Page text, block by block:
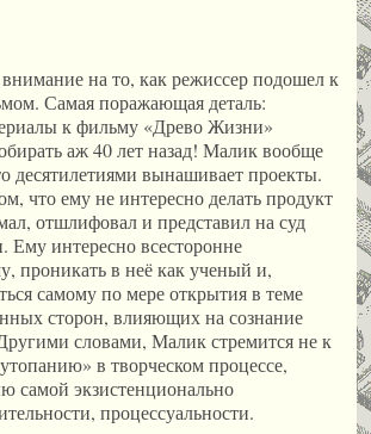
на то, как режиссер подошел к
Самая поражающая деталь:
к фильму «Древо Жизни»
аж 40 лет назад! Малик вообще
десятилетиями вынашивает проекты.
что ему не интересно делать продукт
отшлифовал и представил на суд
Ему интересно всесторонне
проникать в неё как ученый и,
самому по мере открытия в теме
сторон, влияющих на сознание
словами, Малик стремится не к
в творческом процессе,
самой экзистенционально
процессуальности.